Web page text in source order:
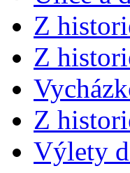
Z
Z
Z
Výlety